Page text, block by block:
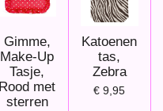
Gimme,
Make-Up
Tasje,
Rood met
sterren
Katoenen
tas,
Zebra
€ 9,95